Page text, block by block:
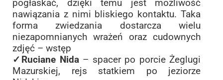
pogłaskać, dzięki temu jest możliwość
nawiązania z nimi bliskiego kontaktu. Taka
forma zwiedzania dostarcza wielu
niezapomnianych wrażeń oraz cudownych
zdjęć – wstęp
✓Ruciane Nida – spacer po porcie Żeglugi
Mazurskiej, rejs statkiem po jeziorze